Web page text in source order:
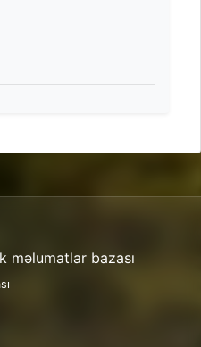
məlumatlar bazası